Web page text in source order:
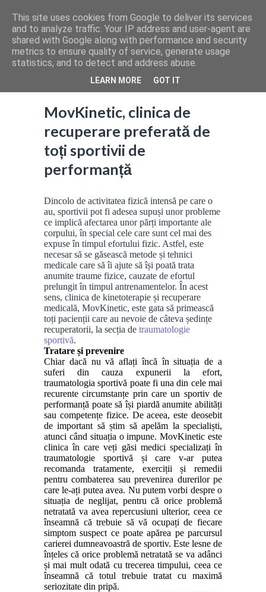
MovKinetic, clinica de
recuperare preferată de
toți sportivii de
performanță
Dincolo de activitatea fizică intensă pe care o
au, sportivii pot fi adesea supuși unor probleme
ce implică afectarea unor părți importante ale
corpului, în special cele care sunt cel mai des
expuse în timpul efortului fizic. Astfel, este
necesar să se găsească metode și tehnici
medicale care să îi ajute să își poată trata
anumite traume fizice, cauzate de efortul
prelungit în timpul antrenamentelor. În acest
sens, clinica de kinetoterapie și recuperare
medicală, MovKinetic, este gata să primească
toți pacienții care au nevoie de câteva ședințe
recuperatorii, la secția de traumatologie
sportivă.
Tratare și prevenire
Chiar dacă nu vă aflați încă în situația de a
suferi din cauza expunerii la efort,
traumatologia sportivă poate fi una din cele mai
recurente circumstanțe prin care un sportiv de
performanță poate să își piardă anumite abilități
sau competențe fizice. De aceea, este deosebit
de important să știm să apelăm la specialiști,
atunci când situația o impune. MovKinetic este
clinica în care veți găsi medici specializați în
traumatologie sportivă și care v-ar putea
recomanda tratamente, exerciții și remedii
pentru combaterea sau prevenirea durerilor pe
care le-ați putea avea. Nu putem vorbi despre o
situația de neglijat, pentru că orice problemă
netratată va avea repercusiuni ulterior, ceea ce
înseamnă că trebuie să vă ocupați de fiecare
simptom suspect ce poate apărea pe parcursul
carierei dumneavoastră de sportiv. Este lesne de
înțeles că orice problemă netratată se va adânci
și mai mult odată cu trecerea timpului, ceea ce
înseamnă că totul trebuie tratat cu maximă
seriozitate din pripă.
This site uses cookies from Google to deliver its services
and to analyze traffic. Your IP address and user-agent are
shared with Google along with performance and security
metrics to ensure quality of service, generate usage
statistics, and to detect and address abuse.
LEARN MORE GOT IT